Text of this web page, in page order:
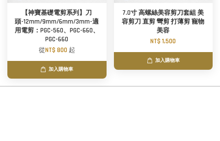
【神寶基礎電剪系列】刀
頭-12mm/9mm/6mm/3mm-適
用電剪：PGC-560、PGC-660、
PGC-660
從NT$ 800 起
加入購物車
7.0寸 高螺絲美容剪刀套組 美
容剪刀 直剪 彎剪 打薄剪 寵物
美容
NT$ 1,500
加入購物車